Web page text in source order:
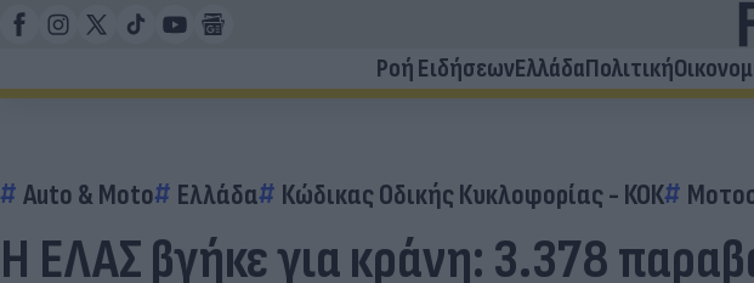
Ροή ΕιδήσεωνΕλλάδαΠολιτική
Auto & Moto Ελλάδα Κώδικας Οδικής Κυκλοφορίας - ΚΟΚ
Η ΕΛΑΣ βγήκε για κράνη: 3.378